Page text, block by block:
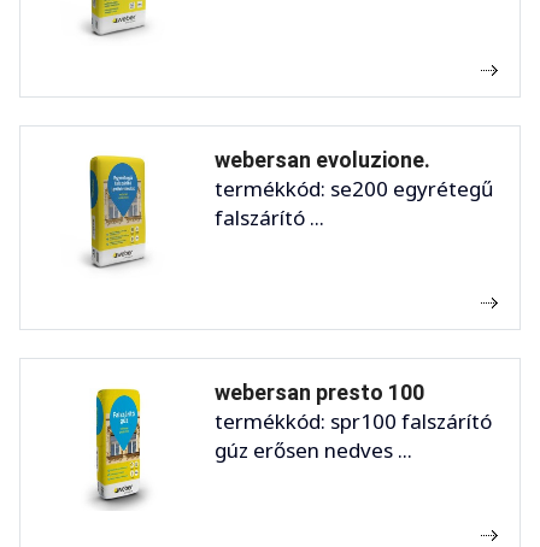
webersan evoluzione.
termékkód: se200 egyrétegű
falszárító ...
webersan presto 100
termékkód: spr100 falszárító
gúz erősen nedves ...